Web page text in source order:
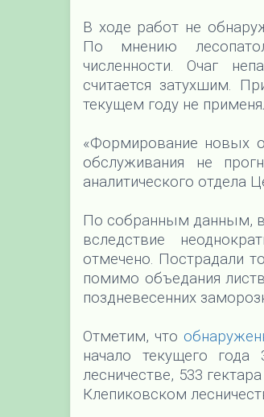
В ходе работ не
По мнению
численности. Очаг
считается затухшим.
текущем году не
«Формирование новых
обслуживания не
аналитического отдела
По собранным данным, в
вследствие
отмечено. Пострадали
помимо объедания
поздневесенних
Отметим, что
начало текущего
лесничестве, 533
Клепиковском